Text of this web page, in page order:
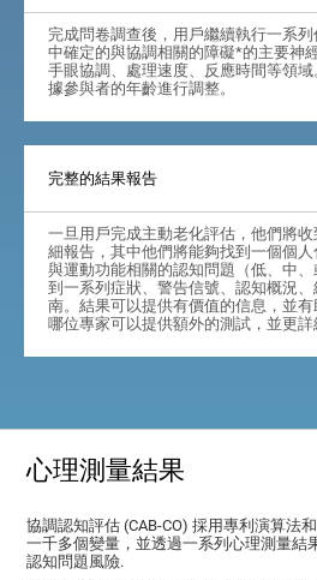
完成問卷調查後，用戶繼續執行一系
中確定的與協調相關的障礙*的主要神
手眼協調、處理速度、反應時間等領
據參與者的年齡進行調整。
完整的結果報告
一旦用戶完成主動老化評估，他們將
細報告，其中他們將能夠找到一個個
與運動功能相關的認知問題（低、中
到一系列症狀、警告信號、認知概況
南。結果可以提供有價值的信息，並
哪位專家可以提供額外的測試，並更詳
心理測量結果
協調認知評估 (CAB-CO) 採用專利演算法
一千多個變量，並透過一系列心理測量結
認知問題風險.